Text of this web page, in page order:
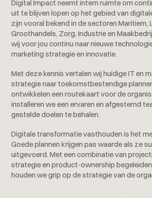
Digital Impact neemt intern ruimte om
uit te blijven lopen op het gebied van
zijn vooral bekend in de sectoren Maritiem,
Groothandels, Zorg, Industrie en
wij voor jou continu naar nieuwe
marketing strategie en innovatie.
Met deze kennis vertalen wij huidige IT en
strategie naar toekomstbestendige
ontwikkelen een routekaart voor de
installeren we een ervaren en afgestemd
gestelde doelen te behalen.
Digitale transformatie vasthouden is het
Goede plannen krijgen pas waarde als ze
uitgevoerd. Met een combinatie van
strategie en product-ownership
houden we grip op de strategie van de